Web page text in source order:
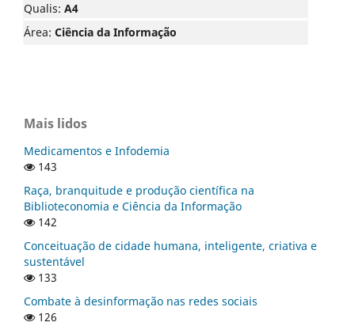
Qualis: A4
Área: Ciência da Informação
Mais lidos
Medicamentos e Infodemia
143
Raça, branquitude e produção científica na
Biblioteconomia e Ciência da Informação
142
Conceituação de cidade humana, inteligente, criativa e
sustentável
133
Combate à desinformação nas redes sociais
126